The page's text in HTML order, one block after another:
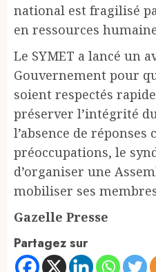
national est fragilisé
en ressources
Le SYMET a lancé un
Gouvernement pour
soient respectés
préserver l’intégrité
l’absence de réponses
préoccupations, le
d’organiser une
mobiliser ses
Gazelle Presse
Partagez sur